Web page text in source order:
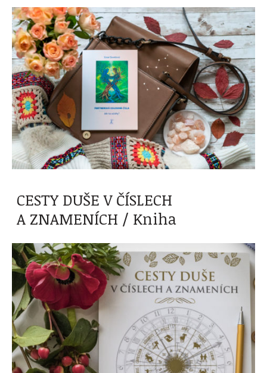
CESTY DUŠE V ČÍSLECH
A ZNAMENÍCH / Kniha